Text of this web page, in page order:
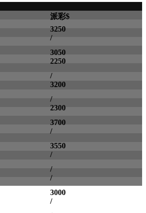
派彩$
3250
/
3050
2250
/
3200
/
2300
3700
/
3550
/
/
/
3000
/